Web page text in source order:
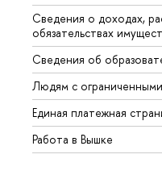
Сведения о доходах,
обязательствах
Сведения об
Людям с
Единая платежная
Работа в Вышке